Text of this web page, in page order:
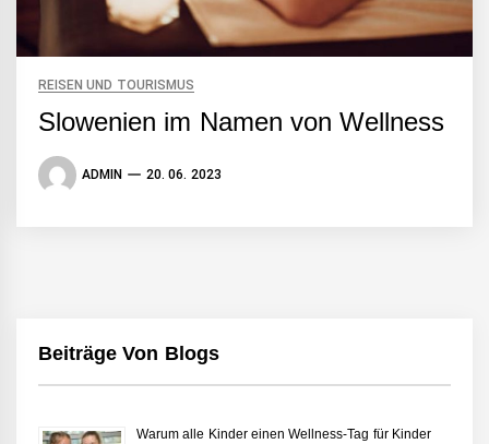
REISEN UND TOURISMUS
Slowenien im Namen von Wellness
ADMIN 20. 06. 2023
Beiträge Von Blogs
Warum alle Kinder einen Wellness-Tag für Kinder